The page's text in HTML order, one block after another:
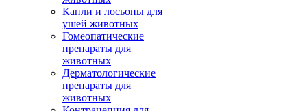
Капли и лосьоны для
ушей животных
Гомеопатические
препараты для
животных
Дерматологические
препараты для
животных